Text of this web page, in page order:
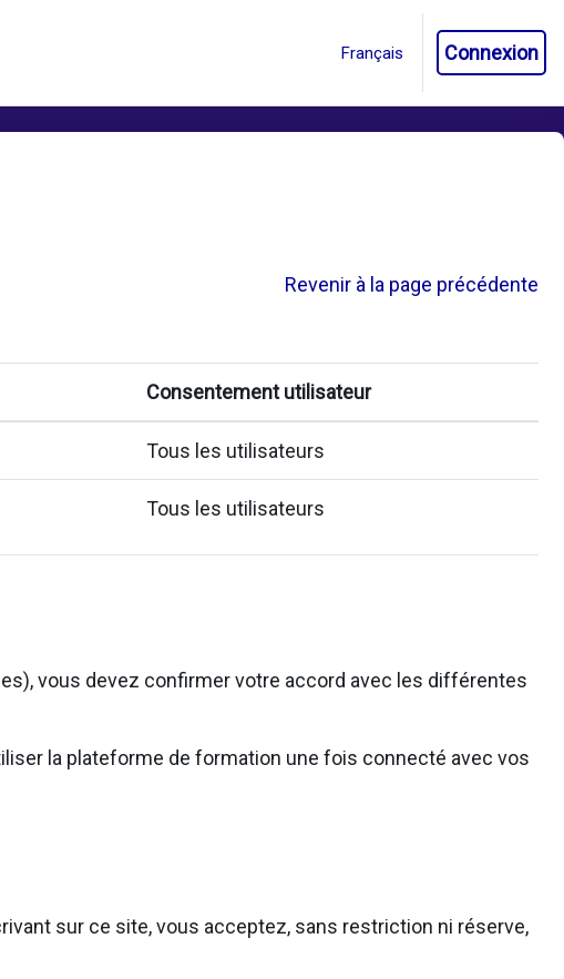
Connexion
Revenir à la page précédente
Consentement utilisateur
Tous les utilisateurs
Tous les utilisateurs
vous devez confirmer votre accord avec les différentes
la plateforme de formation une fois connecté avec vos
sur ce site, vous acceptez, sans restriction ni réserve,